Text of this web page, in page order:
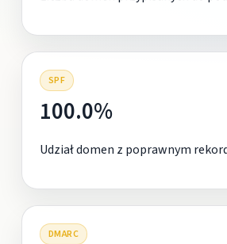
SPF
100.0%
Udział domen z poprawnym
DMARC